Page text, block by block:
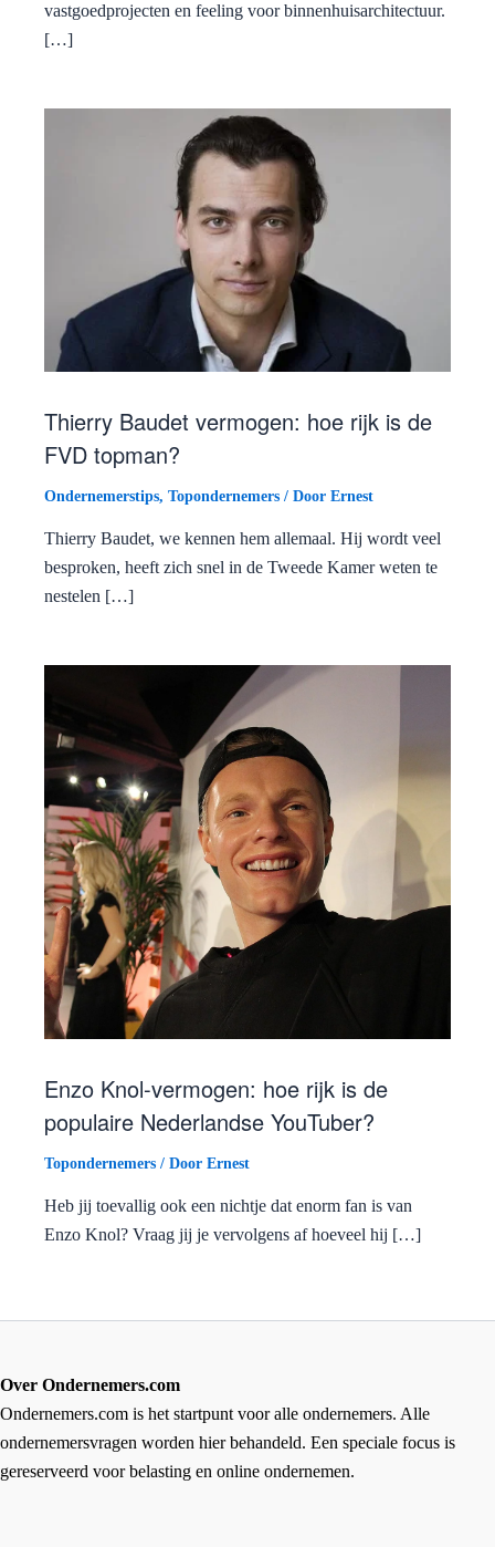
vastgoedprojecten en feeling voor binnenhuisarchitectuur.
[…]
Thierry Baudet vermogen: hoe rijk is de
FVD topman?
Ondernemerstips, Topondernemers / Door Ernest
Thierry Baudet, we kennen hem allemaal. Hij wordt veel
besproken, heeft zich snel in de Tweede Kamer weten te
nestelen […]
Enzo Knol-vermogen: hoe rijk is de
populaire Nederlandse YouTuber?
Topondernemers / Door Ernest
Heb jij toevallig ook een nichtje dat enorm fan is van
Enzo Knol? Vraag jij je vervolgens af hoeveel hij […]
Over Ondernemers.com
Ondernemers.com is het startpunt voor alle ondernemers. Alle
ondernemersvragen worden hier behandeld. Een speciale focus is
gereserveerd voor belasting en online ondernemen.